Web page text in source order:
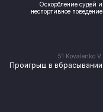
Оскорбление судей и
неспортивное поведение
51 Kovalenko V.
Проигрыш в вбрасывании